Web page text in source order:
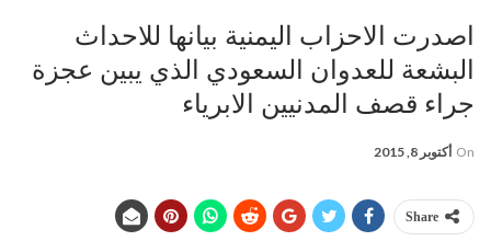
اصدرت الاحزاب اليمنية بيانها للاحداث
البشعة للعدوان السعودي الذي يبين عجزة
جراء قصف المدنيين الابرياء
On أكتوبر 8, 2015
Share